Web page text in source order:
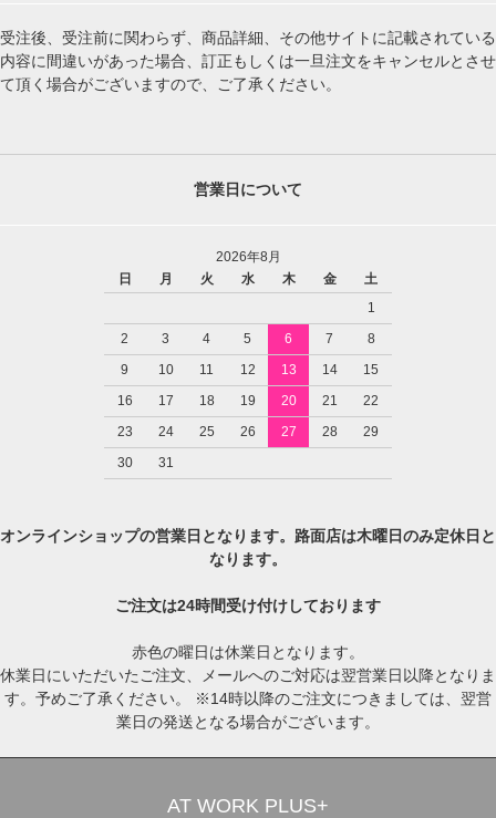
受注後、受注前に関わらず、商品詳細、その他サイトに記載されている
内容に間違いがあった場合、訂正もしくは一旦注文をキャンセルとさせ
て頂く場合がございますので、ご了承ください。
営業日について
2026年8月
日
月 火 水 木 金
土
1
2
3 4 5 6 7
8
9
10 11 12 13 14
15
16
17 18 19 20 21
22
23
24 25 26 27 28
29
30
31
オンラインショップの営業日となります。路面店は木曜日のみ定休日と
なります。
ご注文は24時間受け付けしております
赤色の曜日は休業日となります。
休業日にいただいたご注文、メールへのご対応は翌営業日以降となりま
す。予めご了承ください。 ※14時以降のご注文につきましては、翌営
業日の発送となる場合がございます。
AT WORK PLUS+